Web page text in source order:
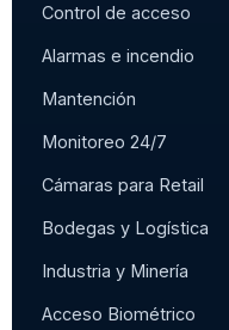
Control de acceso
Alarmas e incendio
Mantención
Monitoreo 24/7
Cámaras para Retail
Bodegas y Logística
Industria y Minería
Acceso Biométrico